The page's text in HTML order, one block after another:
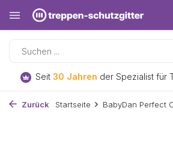
KostenloserVersand und
Zurück Startseite BabyDan Perfect